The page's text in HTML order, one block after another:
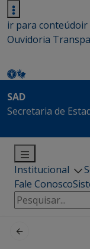
ir para conteúdoir
Ouvidoria
SAD
Secretaria de
Institucional
Fale Conosco
Pesquisar
por: